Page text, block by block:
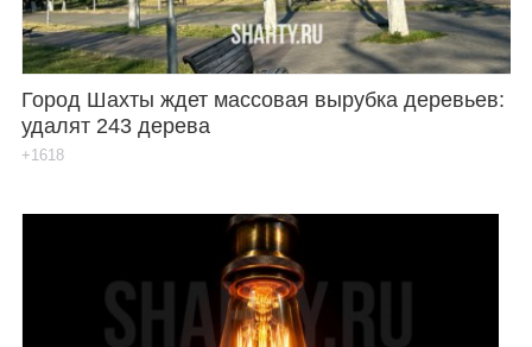
Город Шахты ждет массовая вырубка деревьев:
удалят 243 дерева
+1618